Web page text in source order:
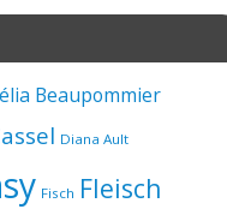
Beaupommier
Diana Ault
Fisch Fleisch